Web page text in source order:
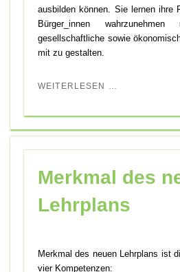
ausbilden können. Sie lernen ihre
Bürger_innen
gesellschaftliche sowie
mit zu gestalten.
WEITERLESEN …
Merkmal des
Lehrplans
Merkmal des neuen Lehrplans ist
vier Kompetenzen: